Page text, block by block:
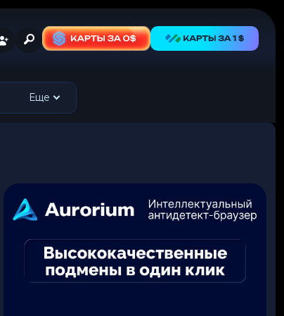
Еще